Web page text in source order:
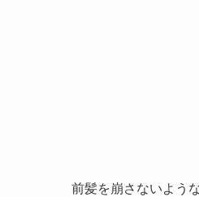
前髪を崩さないよう